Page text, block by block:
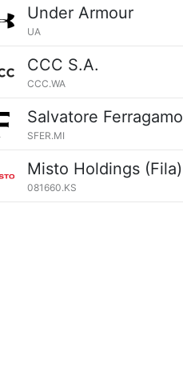
Under Armour
UA
CCC S.A.
CCC.WA
Salvatore Ferragamo
SFER.MI
Misto Holdings (Fila)
081660.KS